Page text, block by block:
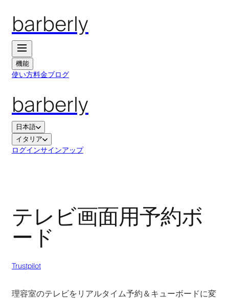
barberly
機能
使い方料金ブログ
barberly
日本語
イタリア
ログインサインアップ
テレビ画面用予約ボ
ード
Trustpilot
理容室のテレビをリアルタイム予約＆キューボードに変